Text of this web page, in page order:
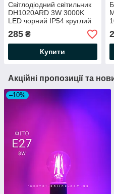
Світлодіодний світильник
DH1020ARD 3W 3000K
LED чорний IP54 круглий
сходовий 84*47мм для
підсвітки сходів 230V
30Lm
285 ₴
Купити
Акційні пропозиції та
–10%